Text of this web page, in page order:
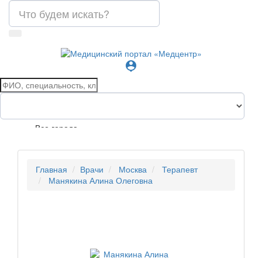
person_pin
Все города
Главная Врачи Москва
Терапевт
Манякина Алина Олеговна